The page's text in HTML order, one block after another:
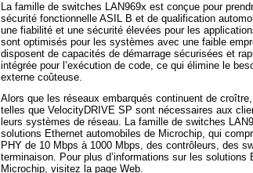
La famille de switches LAN969x est conçue pour
sécurité fonctionnelle ASIL B et de qualification
une fiabilité et une sécurité élevées pour les
sont optimisés pour les systèmes avec une faible
disposent de capacités de démarrage sécurisées et
intégrée pour l’exécution de code, ce qui élimine le
externe coûteuse.
Alors que les réseaux embarqués continuent de
telles que VelocityDRIVE SP sont nécessaires aux
leurs systèmes de réseau. La famille de switches
solutions Ethernet automobiles de Microchip, qui
PHY de 10 Mbps à 1000 Mbps, des contrôleurs, des
terminaison. Pour plus d’informations sur les solutions
Microchip, visitez la page Web.